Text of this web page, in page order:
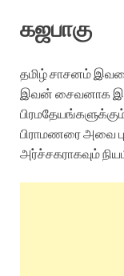
கஜபாகு
தமிழ் சாசனம்
இவன் சைவனாக
பிராமணரை அவை
அர்ச்சகராகவும்